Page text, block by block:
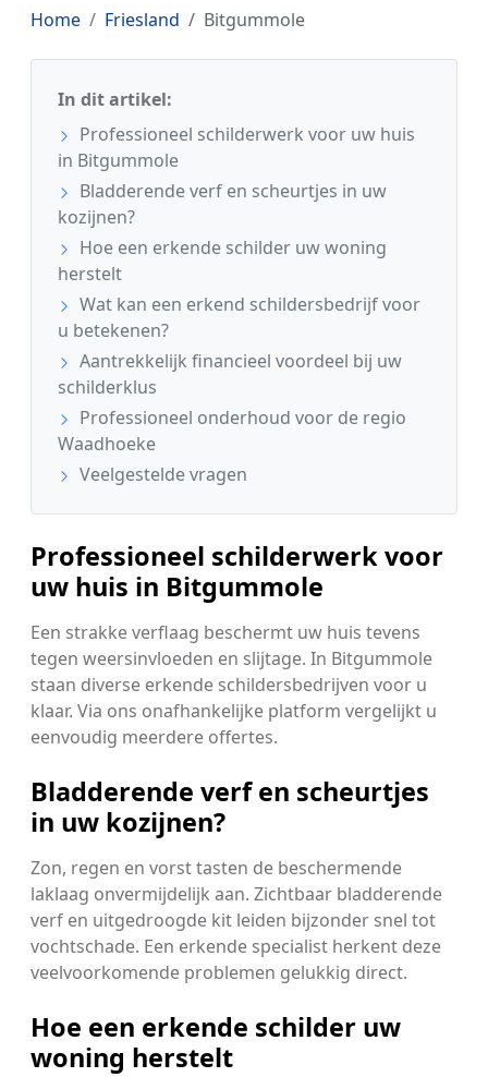
Home Friesland Bitgummole
In dit artikel:
Professioneel schilderwerk voor uw huis
in Bitgummole
Bladderende verf en scheurtjes in uw
kozijnen?
Hoe een erkende schilder uw woning
herstelt
Wat kan een erkend schildersbedrijf voor
u betekenen?
Aantrekkelijk financieel voordeel bij uw
schilderklus
Professioneel onderhoud voor de regio
Waadhoeke
Veelgestelde vragen
Professioneel schilderwerk voor
uw huis in Bitgummole
Een strakke verflaag beschermt uw huis tevens
tegen weersinvloeden en slijtage. In Bitgummole
staan diverse erkende schildersbedrijven voor u
klaar. Via ons onafhankelijke platform vergelijkt u
eenvoudig meerdere offertes.
Bladderende verf en scheurtjes
in uw kozijnen?
Zon, regen en vorst tasten de beschermende
laklaag onvermijdelijk aan. Zichtbaar bladderende
verf en uitgedroogde kit leiden bijzonder snel tot
vochtschade. Een erkende specialist herkent deze
veelvoorkomende problemen gelukkig direct.
Hoe een erkende schilder uw
woning herstelt